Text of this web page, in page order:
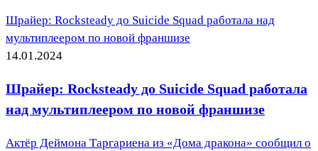
Шрайер: Rocksteady до Suicide Squad работала над
мультиплеером по новой франшизе
14.01.2024
Шрайер: Rocksteady до Suicide Squad работала
над мультиплеером по новой франшизе
Актёр Деймона Таргариена из «Дома дракона» сообщил о